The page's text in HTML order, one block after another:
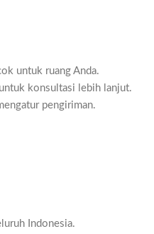
untuk ruang Anda.
untuk konsultasi lebih lanjut.
pengiriman.
Indonesia.